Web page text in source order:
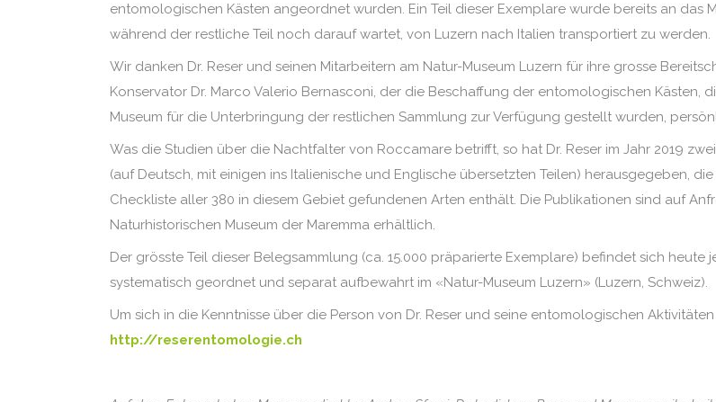
entomologischen Kästen angeordnet wurden. Ein Teil dieser Exemplare wurde bereits an das
während der restliche Teil noch darauf wartet, von Luzern nach Italien transportiert zu werden.
Wir danken Dr. Reser und seinen Mitarbeitern am Natur-Museum Luzern für ihre grosse
Konservator Dr. Marco Valerio Bernasconi, der die Beschaffung der entomologischen Kästen,
Museum für die Unterbringung der restlichen Sammlung zur Verfügung gestellt wurden,
Was die Studien über die Nachtfalter von Roccamare betrifft, so hat Dr. Reser im Jahr 2019
(auf Deutsch, mit einigen ins Italienische und Englische übersetzten Teilen) herausgegeben,
Checkliste aller 380 in diesem Gebiet gefundenen Arten enthält. Die Publikationen sind auf
Naturhistorischen Museum der Maremma erhältlich.
Der grösste Teil dieser Belegsammlung (ca. 15.000 präparierte Exemplare) befindet sich heute
systematisch geordnet und separat aufbewahrt im «Natur-Museum Luzern» (Luzern, Schweiz).
Um sich in die Kenntnisse über die Person von Dr. Reser und seine entomologischen
http://reserentomologie.ch